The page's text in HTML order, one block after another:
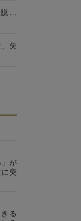
脱…
失
が
突
る